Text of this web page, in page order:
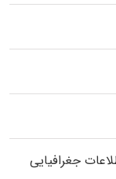
جغرافیایی